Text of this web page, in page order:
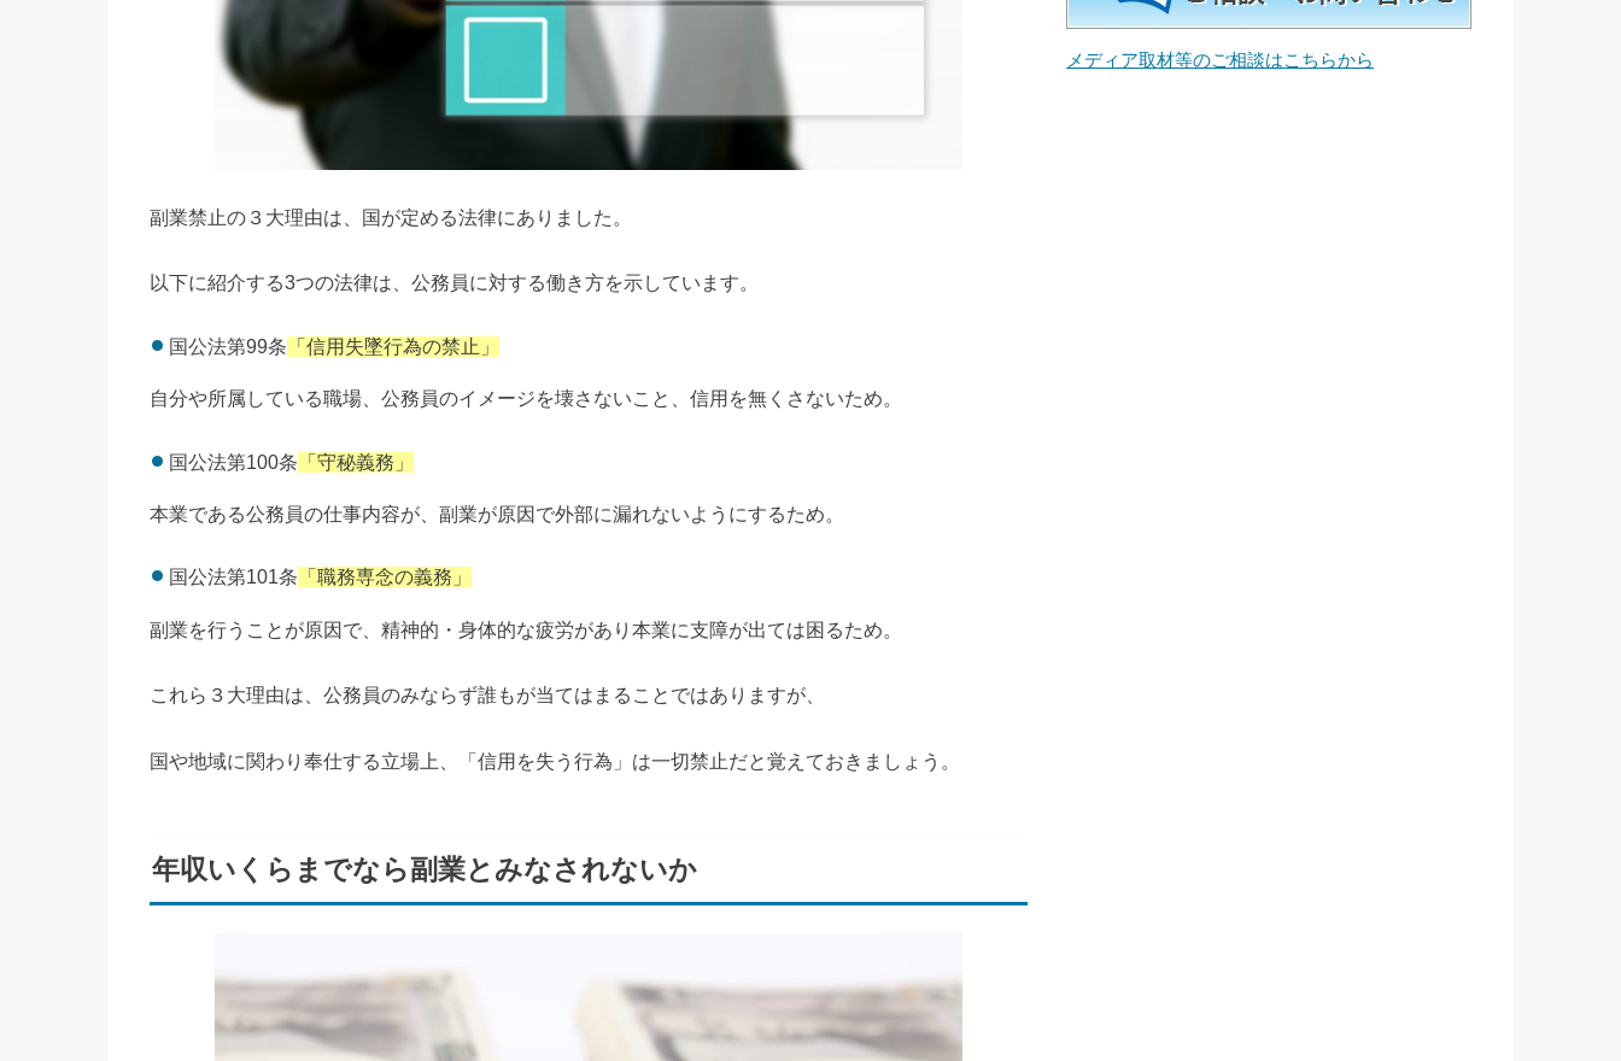
副業禁止の３大理由は、国が定める法律にありました。
以下に紹介する3つの法律は、公務員に対する働き方を示しています。
国公法第99条 「信用失墜行為の禁止」
自分や所属している職場、公務員のイメージを壊さないこと、信用を無くさないため。
国公法第100条 「守秘義務」
本業である公務員の仕事内容が、副業が原因で外部に漏れないようにするため。
国公法第101条 「職務専念の義務」
副業を行うことが原因で、精神的・身体的な疲労があり本業に支障が出ては困るため。
これら３大理由は、公務員のみならず誰もが当てはまることではありますが、
国や地域に関わり奉仕する立場上、「信用を失う行為」は一切禁止だと覚えておきましょう。
年収いくらまでなら副業とみなされないか
メディア取材等のご相談はこちらから